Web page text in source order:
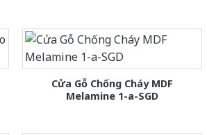
Cửa Gỗ Chống Cháy MDF
Melamine 1-a-SGD